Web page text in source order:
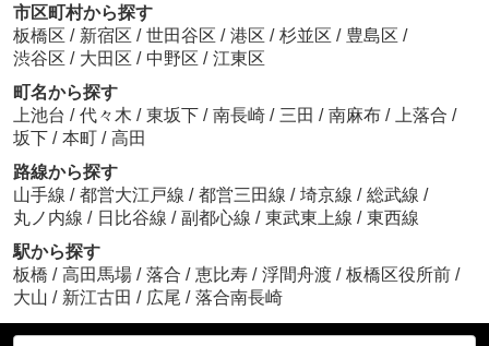
市区町村から探す
板橋区 / 新宿区 / 世田谷区 / 港区 / 杉並区 / 豊島区 /
渋谷区 / 大田区 / 中野区 / 江東区
町名から探す
上池台 / 代々木 / 東坂下 / 南長崎 / 三田 / 南麻布 / 上落合 /
坂下 / 本町 / 高田
路線から探す
山手線 / 都営大江戸線 / 都営三田線 / 埼京線 / 総武線 /
丸ノ内線 / 日比谷線 / 副都心線 / 東武東上線 / 東西線
駅から探す
板橋 / 高田馬場 / 落合 / 恵比寿 / 浮間舟渡 / 板橋区役所前 /
大山 / 新江古田 / 広尾 / 落合南長崎